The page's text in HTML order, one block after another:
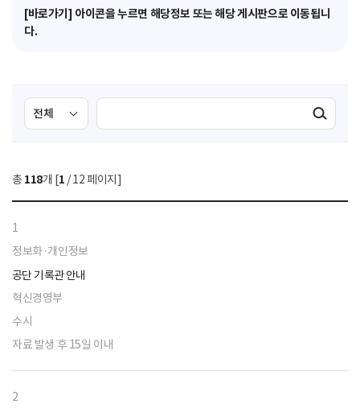
[바로가기] 아이콘을 누르면 해당정보 또는 해당 게시판으로 이동됩니
다.
검
색
선
택
색
검색실행
총 118개 [1 / 12 페이지]
1
정보화·개인정보
공단 기록관 안내
혁신경영부
수시
자료 발생 후 15일 이내
2